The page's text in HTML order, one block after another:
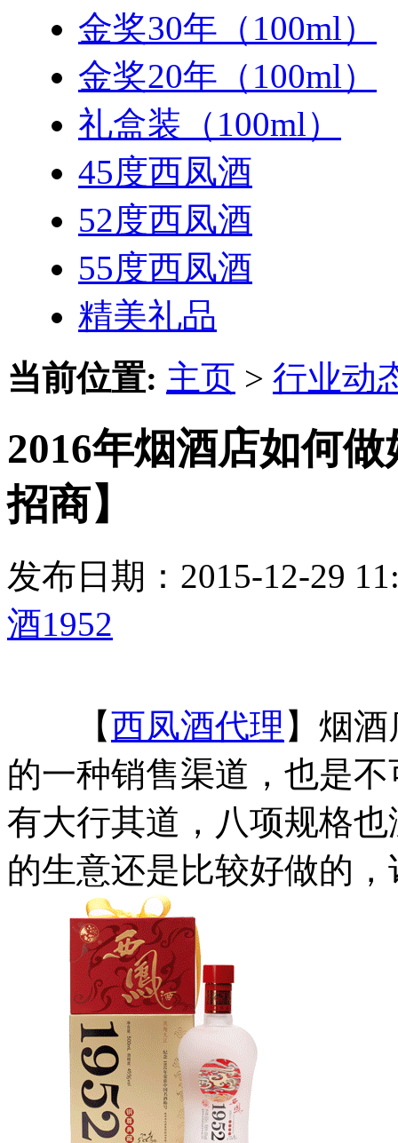
金奖30年（100ml）
金奖20年（100ml）
礼盒装（100ml）
45度西凤酒
52度西凤酒
55度西凤酒
精美礼品
当前位置: 主页 > 行业动
2016年烟酒店如何
招商】
发布日期：2015-12-29
酒1952
【西凤酒代理 】烟
的一种销售渠道，也是
有大行其道，八项规格
的生意还是比较好做的，